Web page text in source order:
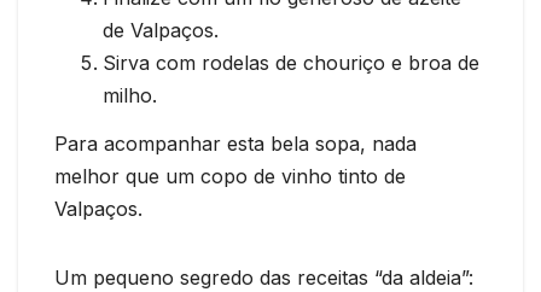
de Valpaços.
Sirva com rodelas de chouriço e broa de
milho.
Para acompanhar esta bela sopa, nada
melhor que um copo de vinho tinto de
Valpaços.
Um pequeno segredo das receitas “da aldeia”: